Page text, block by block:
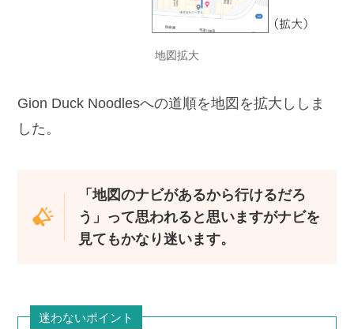
地図拡大
Gion Duck Noodlesへの道順を地図を拡大ししま
した。
「地図のナビがあるから行けるだろ
う」って思われると思いますがナビを
見てもかなり迷います。
迷わないポイント